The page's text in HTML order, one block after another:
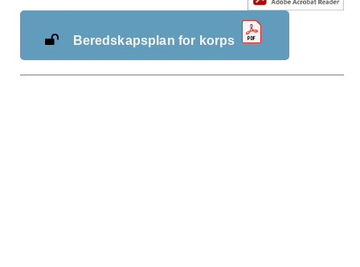
Beredskapsplan for korps